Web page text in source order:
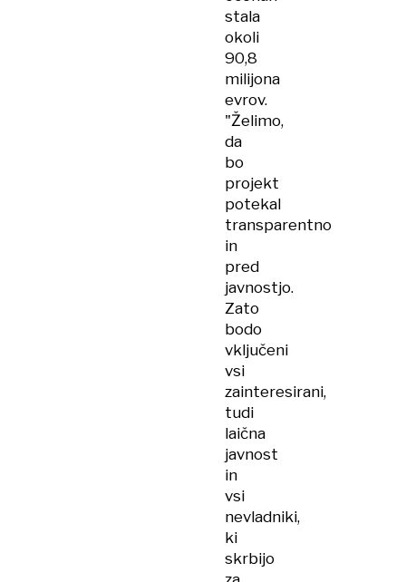
stala
okoli
90,8
milijona
evrov.
"Želimo,
da
bo
projekt
potekal
transparentno
in
pred
javnostjo.
Zato
bodo
vključeni
vsi
zainteresirani,
tudi
laična
javnost
in
vsi
nevladniki,
ki
skrbijo